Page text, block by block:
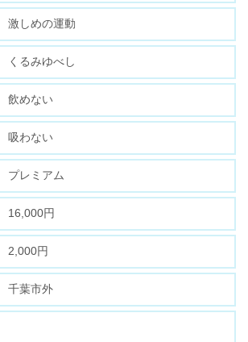
激しめの運動
くるみゆべし
飲めない
吸わない
プレミアム
16,000円
2,000円
千葉市外